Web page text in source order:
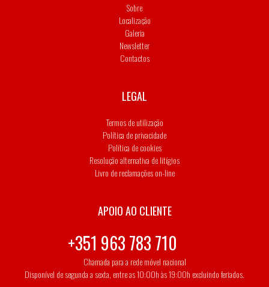
Sobre
Localização
Galeria
Newsletter
Contactos
LEGAL
Termos de utilização
Política de privacidade
Política de cookies
Resolução alternativa de litígios
Livro de reclamações on-line
APOIO AO CLIENTE
+351 963 783 710
Chamada para a rede móvel nacional
Disponível de segunda a sexta, entre as 10:00h às 19:00h excluindo feriados.